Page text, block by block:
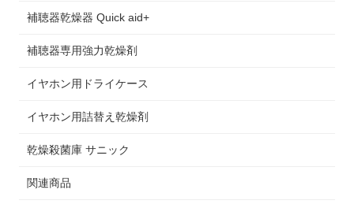
補聴器乾燥器 Quick aid+
補聴器専用強力乾燥剤
イヤホン用ドライケース
イヤホン用詰替え乾燥剤
乾燥殺菌庫 サニック
関連商品